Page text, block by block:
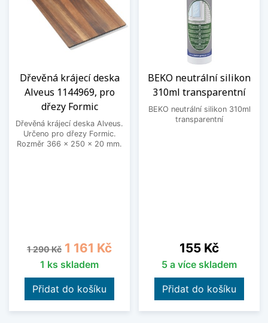
Dřevěná krájecí deska
Alveus 1144969, pro
dřezy Formic
Dřevěná krájecí deska Alveus.
Určeno pro dřezy Formic.
Rozměr 366 x 250 x 20 mm.
Běžná cena
1 290 Kč Cena
1 161 Kč
1 ks skladem
Přidat do košíku
BEKO neutrální silikon
310ml transparentní
BEKO neutrální silikon 310ml
transparentní
Cena
155 Kč
5 a více skladem
Přidat do košíku